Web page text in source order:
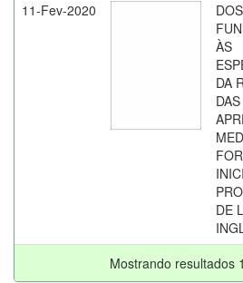
11-Fev-2020
ÀS
DA
DAS
DE
Mostrando resultados